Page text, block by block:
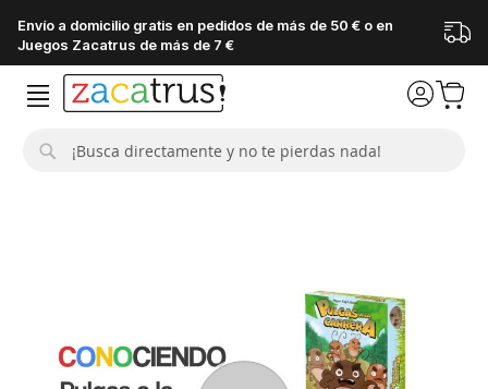
Envío a domicilio gratis en pedidos de más de 50 € o en
Juegos Zacatrus de más de 7 €
imágenes